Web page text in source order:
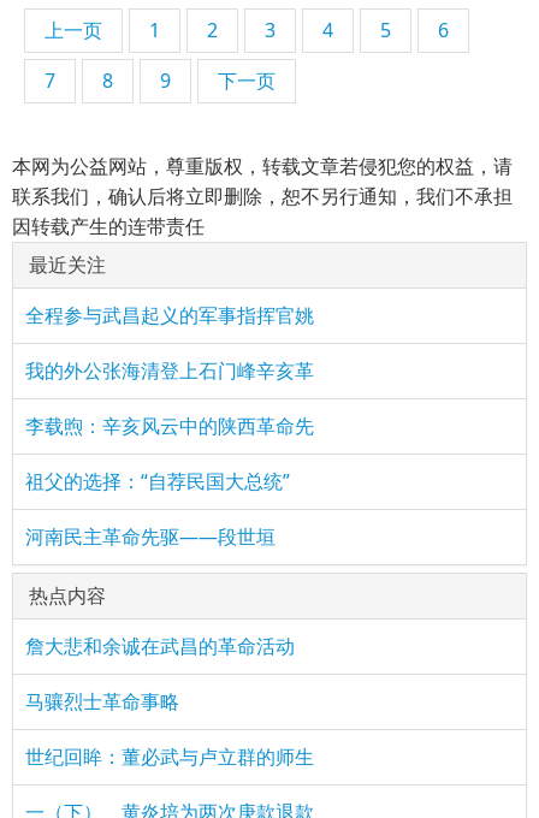
上一页 1 2 3 4 5
6
7
8 9 下一页
本网为公益网站，尊重版权，转载文章若侵犯您的权益，请
联系我们，确认后将立即删除，恕不另行通知，我们不承担
因转载产生的连带责任
最近关注
全程参与武昌起义的军事指挥官姚
我的外公张海清登上石门峰辛亥革
李载煦：辛亥风云中的陕西革命先
祖父的选择：“自荐民国大总统”
河南民主革命先驱——段世垣
热点内容
詹大悲和余诚在武昌的革命活动
马骧烈士革命事略
世纪回眸：董必武与卢立群的师生
一（下） 黄炎培为两次庚款退款